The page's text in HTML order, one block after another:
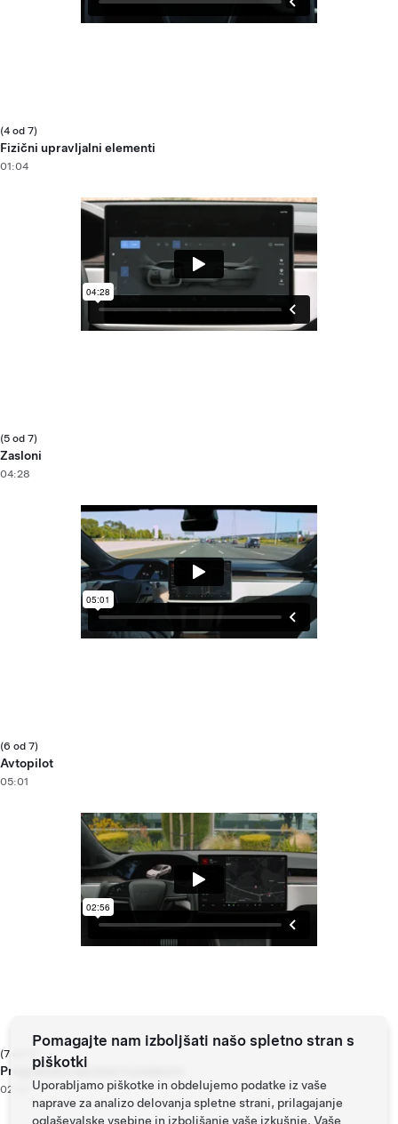
(4 od 7)
Fizični upravljalni elementi
01:04
(5 od 7)
Zasloni
04:28
(6 od 7)
Avtopilot
05:01
(7 od 7)
Programska oprema in podpora
02:56
Pomagajte nam izboljšati našo spletno stran s
piškotki
Uporabljamo piškotke in obdelujemo podatke iz vaše
naprave za analizo delovanja spletne strani, prilagajanje
oglaševalske vsebine in izboljšanje vaše izkušnje. Vaše